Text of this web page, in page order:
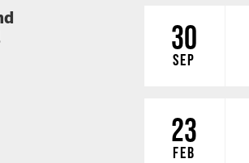
30
SEP
23
FEB